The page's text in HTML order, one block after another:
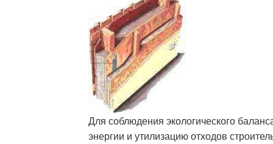
Для соблюдения экологического
энергии и утилизацию отходов